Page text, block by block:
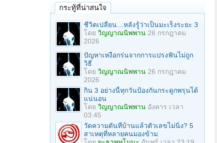
กระทู้ที่น่าสนใจ
ชีวิตเปลี่ยน…หลังรู้ว่าเป็นมะเร็งระยะ 3
โดย วิญญาณนิพพาน 26 กรกฎาคม
2026
ปัญหาเหงือกร่นจากการแปรงฟันไม่ถูก
วิธี
โดย วิญญาณนิพพาน 26 กรกฎาคม
2026
กิน 3 อย่างนี้ทุกวันป้องกันกระดูกพรุนได้
แน่นอน
โดย วิญญาณนิพพาน อังคาร เวลา
03:45
วัดความดันที่บ้านแล้วตัวเลขไม่นิ่ง? 5
สาเหตุที่หลายคนมองข้าม